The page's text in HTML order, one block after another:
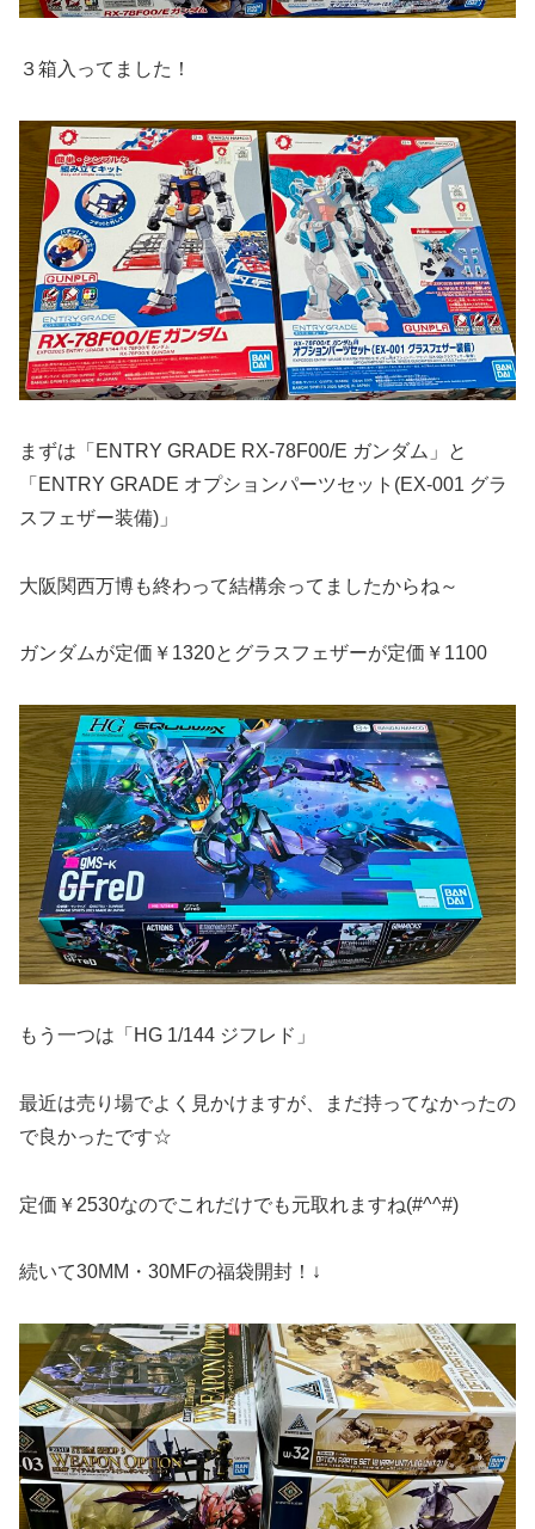
３箱入ってました！
まずは「ENTRY GRADE RX-78F00/E ガンダム」と
「ENTRY GRADE オプションパーツセット(EX-001 グラ
スフェザー装備)」
大阪関西万博も終わって結構余ってましたからね～
ガンダムが定価￥1320とグラスフェザーが定価￥1100
もう一つは「HG 1/144 ジフレド」
最近は売り場でよく見かけますが、まだ持ってなかったの
で良かったです☆
定価￥2530なのでこれだけでも元取れますね(#^^#)
続いて30MM・30MFの福袋開封！↓